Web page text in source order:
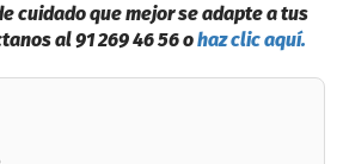
cuidado que mejor se adapte a tus
al 91 269 46 56 ohaz clic aquí.